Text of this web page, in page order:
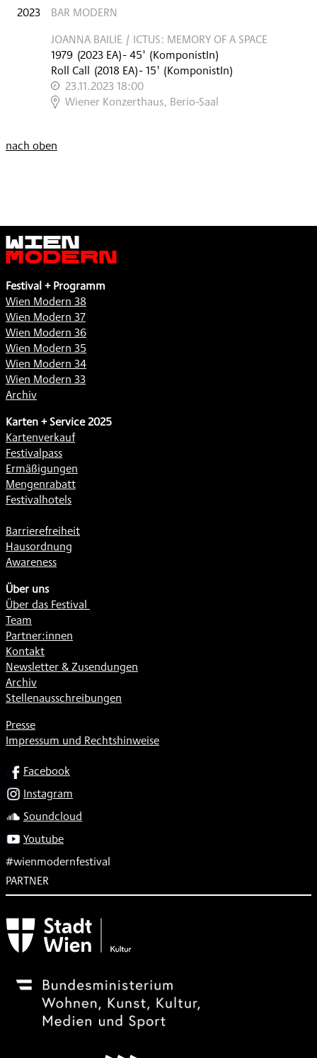
2023
BAR MODERN
JOANNA BAILIE / ICTUS: MEMORY OF A SPACE
1979 (2023 EA)- 45' (KomponistIn)
Roll Call (2018 EA)- 15' (KomponistIn)
23.11.2023 18:00
,
Wiener Konzerthaus, Berio-Saal
nach oben
Wien
Modern
Festival + Programm
Wien Modern 38
Wien Modern 37
Wien Modern 36
Wien Modern 35
Wien Modern 34
Wien Modern 33
Archiv
Karten + Service 2025
Kartenverkauf
Festivalpass
Ermäßigungen
Mengenrabatt
Festivalhotels
Barrierefreiheit
Hausordnung
Awareness
Über uns
Über das Festival
Team
Partner:innen
Kontakt
Newsletter & Zusendungen
Archiv
Stellenausschreibungen
Presse
Impressum und Rechtshinweise
SOCIALFacebook
Instagram
Soundcloud
Youtube
#wienmodernfestival
PARTNER
Subventionsgeber